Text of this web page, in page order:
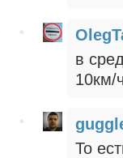
в
10км/
То